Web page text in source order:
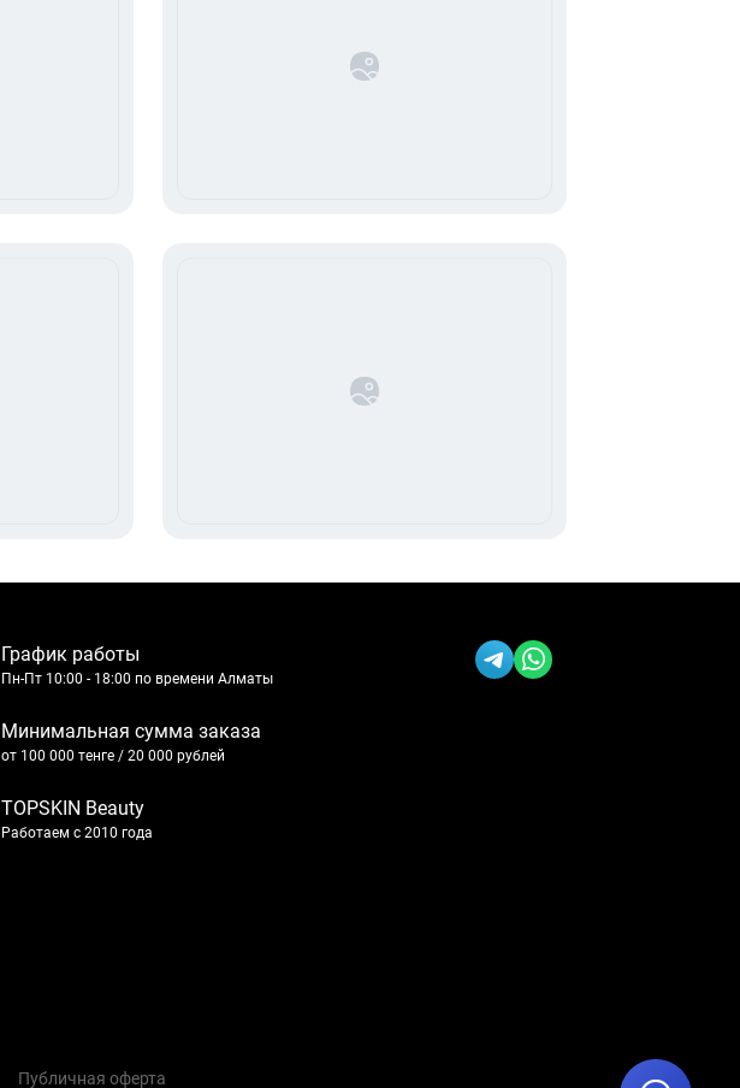
График работы
Пн-Пт 10:00 - 18:00 по времени Алматы
Минимальная сумма заказа
от 100 000 тенге / 20 000 рублей
TOPSKIN Beauty
Работаем с 2010 года
Публичная оферта